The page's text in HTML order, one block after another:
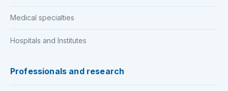
Medical specialties
Hospitals and Institutes
Professionals and research